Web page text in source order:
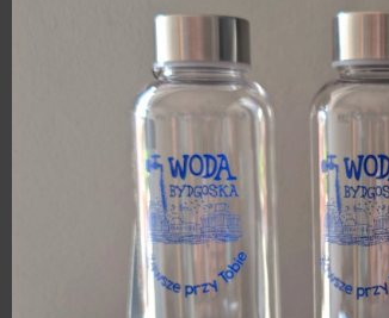
–
gry planszowe –
–turnieje
–aukcje charytatywne
–
prezentacje gier
– RPG
–Strefa VIP – miejsca
–symulator dachowania
Co najważniejsze